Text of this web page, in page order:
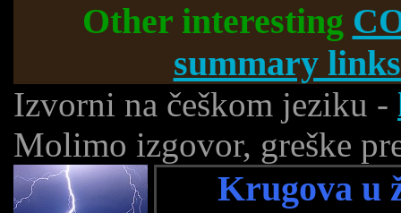
Other interesting
summary
Izvorni na češkom jeziku -
Molimo izgovor, greške
Krugova u